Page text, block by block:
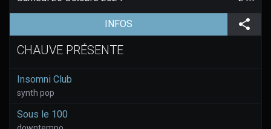
INFOS (aller à la page de l'évènement)
CHAUVE PRÉSENTE
Insomni Club
synth pop
Sous le 100